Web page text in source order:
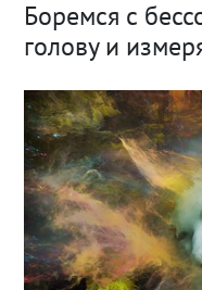
Боремся с
голову и